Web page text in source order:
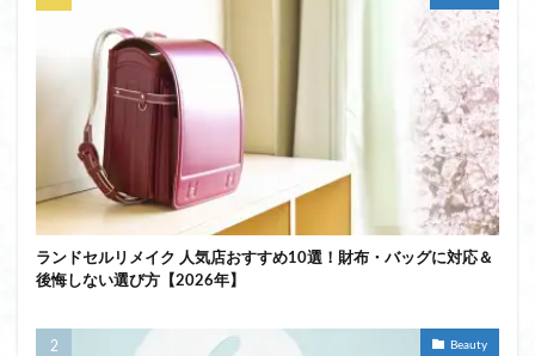
ランドセルリメイク 人気店おすすめ10選！財布・バッグに対応＆
後悔しない選び方【2026年】
Beauty